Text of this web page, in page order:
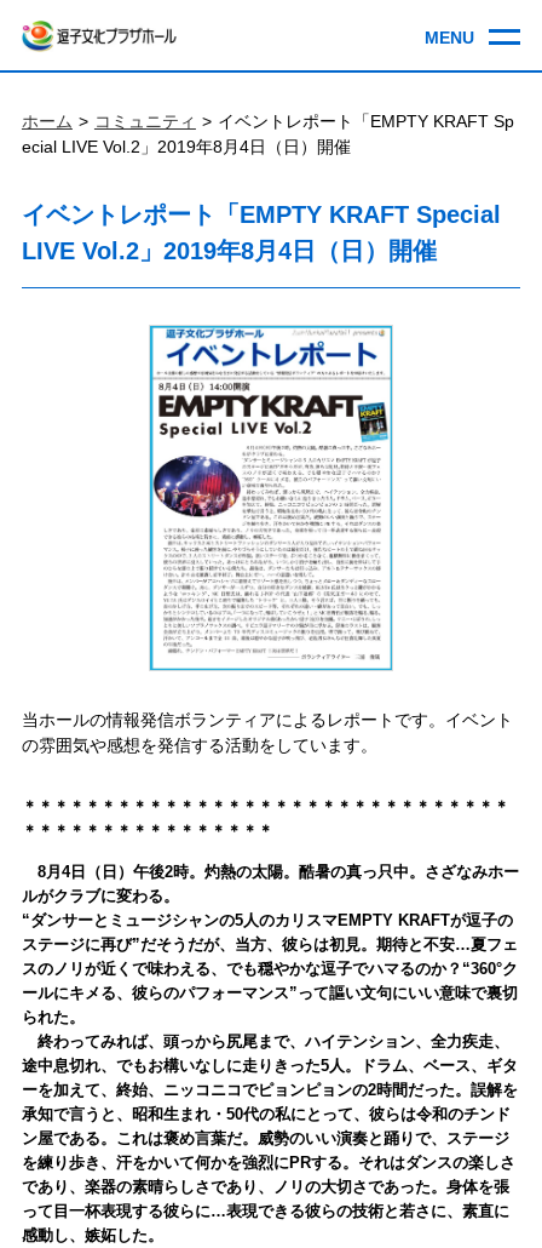
ホーム コミュニティ
イベントレポート「EMPTY KRAFT Sp
ecial LIVE Vol.2」2019年8月4日（日）開催
イベントレポート「EMPTY KRAFT Special
LIVE Vol.2」2019年8月4日（日）開催
当ホールの情報発信ボランティアによるレポートです。イベント
の雰囲気や感想を発信する活動をしています。
＊＊＊＊＊＊＊＊＊＊＊＊＊＊＊＊＊＊＊＊＊＊＊＊＊＊＊＊＊＊＊
＊＊＊＊＊＊＊＊＊＊＊＊＊＊＊＊
8月4日（日）午後2時。灼熱の太陽。酷暑の真っ只中。さざなみホー
ルがクラブに変わる。
“ダンサーとミュージシャンの5人のカリスマEMPTY KRAFTが逗子の
ステージに再び”だそうだが、当方、彼らは初見。期待と不安…夏フェ
スのノリが近くで味わえる、でも穏やかな逗子でハマるのか？ “360°ク
ールにキメる、彼らのパフォーマンス”って謳い文句にいい意味で裏切
られた。
終わってみれば、頭っから尻尾まで、ハイテンション、全力疾走、
途中息切れ、でもお構いなしに走りきった5人。ドラム、ベース、ギタ
ーを加えて、終始、ニッコニコでピョンピョンの2時間だった。誤解を
承知で言うと、昭和生まれ・50代の私にとって、彼らは令和のチンド
ン屋である。これは褒め言葉だ。威勢のいい演奏と踊りで、ステージ
を練り歩き、汗をかいて何かを強烈にPRする。それはダンスの楽しさ
であり、楽器の素晴らしさであり、ノリの大切さであった。身体を張
って目一杯表現する彼らに…表現できる彼らの技術と若さに、素直に
感動し、嫉妬した。